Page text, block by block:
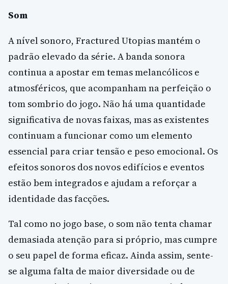
Som
A nível sonoro, Fractured Utopias mantém o
padrão elevado da série. A banda sonora
continua a apostar em temas melancólicos e
atmosféricos, que acompanham na perfeição o
tom sombrio do jogo. Não há uma quantidade
significativa de novas faixas, mas as existentes
continuam a funcionar como um elemento
essencial para criar tensão e peso emocional. Os
efeitos sonoros dos novos edifícios e eventos
estão bem integrados e ajudam a reforçar a
identidade das facções.
Tal como no jogo base, o som não tenta chamar
demasiada atenção para si próprio, mas cumpre
o seu papel de forma eficaz. Ainda assim, sente-
se alguma falta de maior diversidade ou de